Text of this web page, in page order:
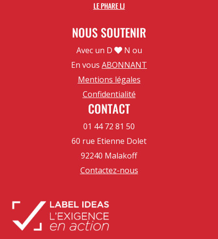
LE PHARE LJ
NOUS SOUTENIR
Avec un D
N ou
En vous ABONNANT
Mentions légales
Confidentialité
CONTACT
01 44 72 81 50
60 rue Etienne Dolet
92240 Malakoff
Contactez-nous